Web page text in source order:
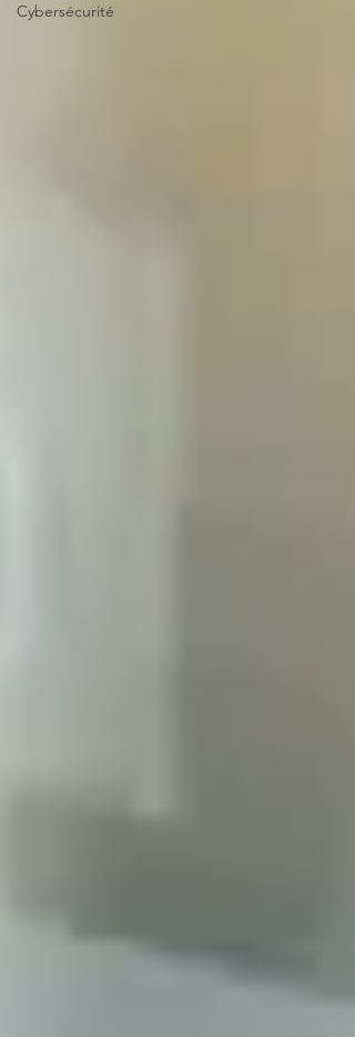
Cybersécurité